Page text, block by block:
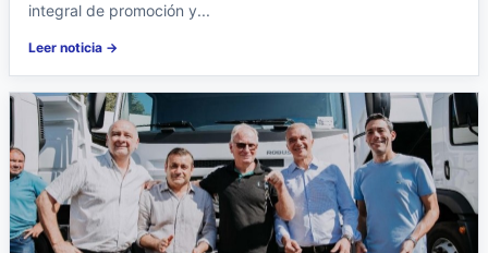
integral de promoción y...
Leer noticia →